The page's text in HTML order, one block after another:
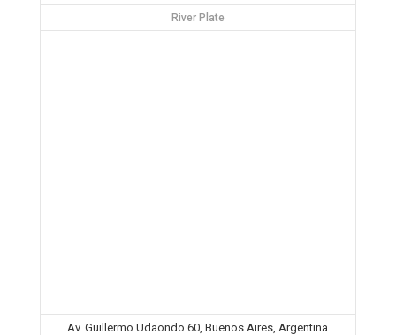
River Plate
Av. Guillermo Udaondo 60, Buenos Aires, Argentina